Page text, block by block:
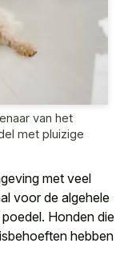
van het
met pluizige
met veel
voor de algehele
Honden die
hebben